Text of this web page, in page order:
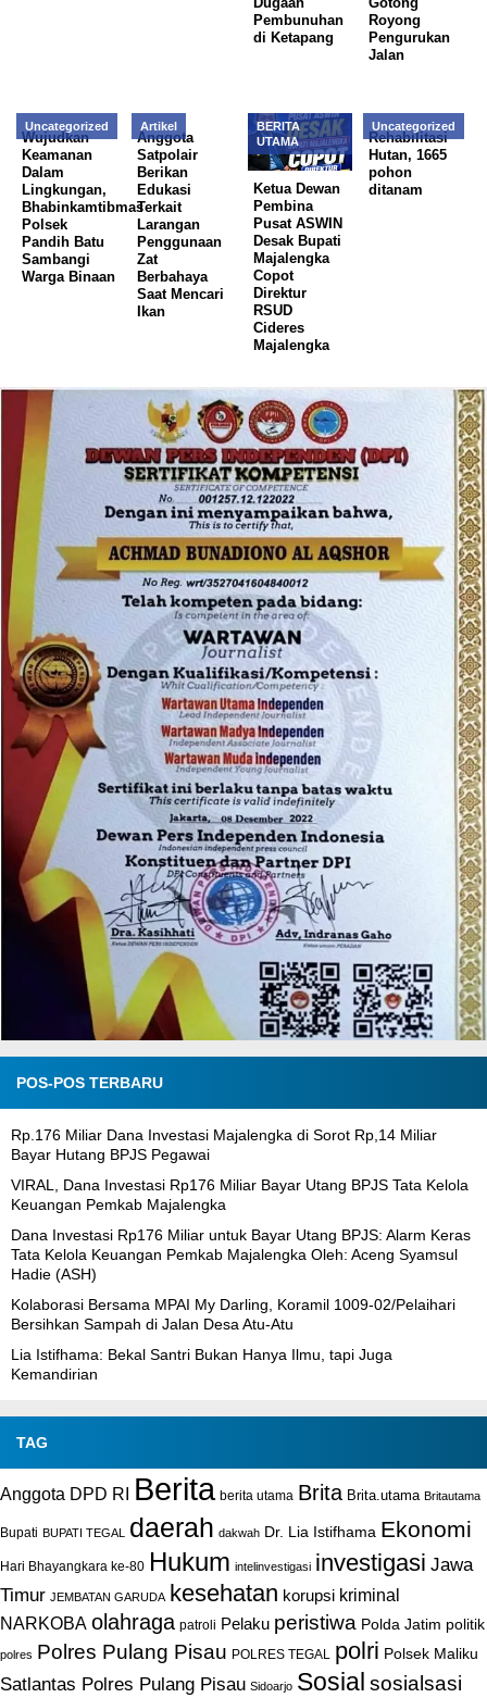
Pembunuhan
di Ketapang
Royong
Pengurukan
Jalan
Uncategorized
Wujudkan
Keamanan
Dalam
Lingkungan,
Bhabinkamtibmas
Polsek
Pandih Batu
Sambangi
Warga Binaan
Artikel
Anggota
Satpolair
Berikan
Edukasi
Terkait
Larangan
Penggunaan
Zat
Berbahaya
Saat Mencari
Ikan
BERITA
UTAMA
Ketua Dewan
Pembina
Pusat ASWIN
Desak Bupati
Majalengka
Copot
Direktur
RSUD
Cideres
Majalengka
Uncategorized
Rehabilitasi
Hutan, 1665
pohon
ditanam
POS-POS TERBARU
Rp.176 Miliar Dana Investasi Majalengka di Sorot Rp,14 Miliar
Bayar Hutang BPJS Pegawai
VIRAL, Dana Investasi Rp176 Miliar Bayar Utang BPJS Tata Kelola
Keuangan Pemkab Majalengka
Dana Investasi Rp176 Miliar untuk Bayar Utang BPJS: Alarm Keras
Tata Kelola Keuangan Pemkab Majalengka Oleh: Aceng Syamsul
Hadie (ASH)
Kolaborasi Bersama MPAI My Darling, Koramil 1009-02/Pelaihari
Bersihkan Sampah di Jalan Desa Atu-Atu
Lia Istifhama: Bekal Santri Bukan Hanya Ilmu, tapi Juga
Kemandirian
TAG
Anggota DPD RI Berita berita utama Brita Brita.utama Britautama
Bupati BUPATI TEGAL daerah dakwah Dr. Lia Istifhama Ekonomi
Hari Bhayangkara ke-80 Hukum intelinvestigasi investigasi Jawa
Timur JEMBATAN GARUDA kesehatan korupsi kriminal
NARKOBA olahraga patroli Pelaku peristiwa Polda Jatim politik
polres Polres Pulang Pisau POLRES TEGAL polri Polsek Maliku
Satlantas Polres Pulang Pisau Sidoarjo Sosial sosialsasi